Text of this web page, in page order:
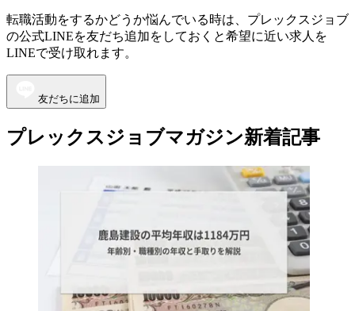
転職活動をするかどうか悩んでいる時は、プレックスジョブ
の公式LINEを友だち追加をしておくと希望に近い求人を
LINEで受け取れます。
友だちに追加
プレックスジョブマガジン新着記事